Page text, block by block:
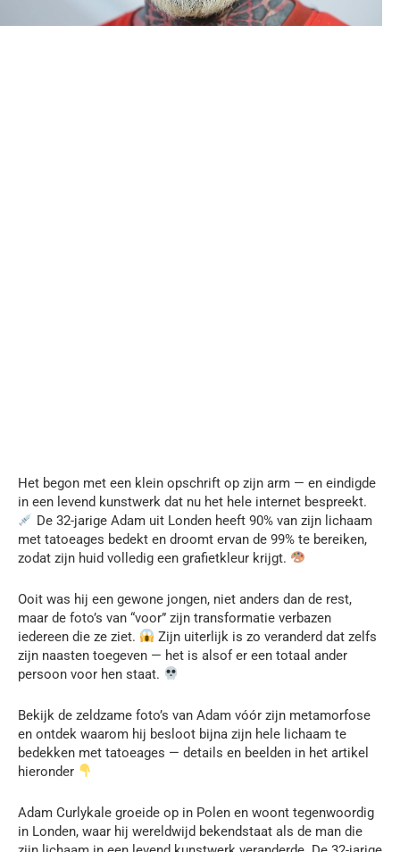
Het begon met een klein opschrift op zijn arm — en eindigde
in een levend kunstwerk dat nu het hele internet bespreekt.
De 32-jarige Adam uit Londen heeft 90% van zijn lichaam
met tatoeages bedekt en droomt ervan de 99% te bereiken,
zodat zijn huid volledig een grafietkleur krijgt.
Ooit was hij een gewone jongen, niet anders dan de rest,
maar de foto’s van “voor” zijn transformatie verbazen
iedereen die ze ziet.
Zijn uiterlijk is zo veranderd dat zelfs
zijn naasten toegeven — het is alsof er een totaal ander
persoon voor hen staat.
Bekijk de zeldzame foto’s van Adam vóór zijn metamorfose
en ontdek waarom hij besloot bijna zijn hele lichaam te
bedekken met tatoeages — details en beelden in het artikel
hieronder
Adam Curlykale groeide op in Polen en woont tegenwoordig
in Londen, waar hij wereldwijd bekendstaat als de man die